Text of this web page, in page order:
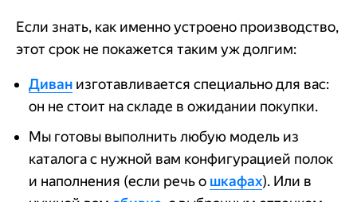
Если знать, как именно устроено производство,
этот срок не покажется таким уж долгим:
Диван изготавливается специально для вас:
он не стоит на складе в ожидании покупки.
Мы готовы выполнить любую модель из
каталога с нужной вам конфигурацией полок
и наполнения (если речь о шкафах). Или в